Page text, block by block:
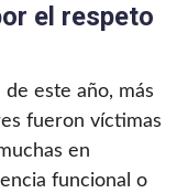
el respeto
este año, más
fueron víctimas
en
funcional o